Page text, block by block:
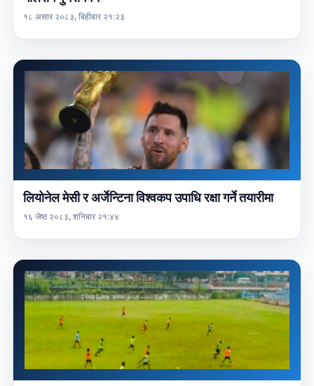
१८ असार २०८३, बिहीबार २१:२३
लियोनेल मेसी र अर्जेन्टिना विश्वकप उपाधि रक्षा गर्ने तयारीमा
१६ जेष्ठ २०८३, शनिबार २१:४४